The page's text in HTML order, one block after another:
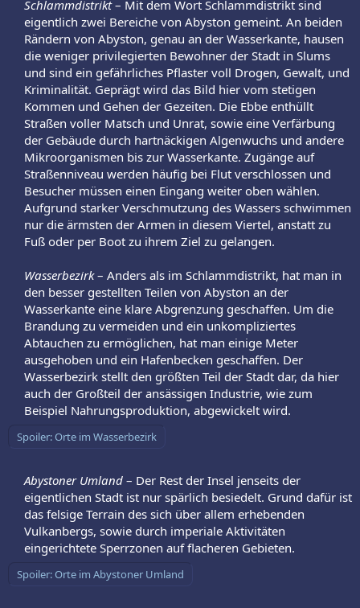
Schlammdistrikt– Mit dem Wort Schlammdistrikt sind
eigentlich zwei Bereiche von Abyston gemeint. An beiden
Rändern von Abyston, genau an der Wasserkante, hausen
die weniger privilegierten Bewohner der Stadt in Slums
und sind ein gefährliches Pflaster voll Drogen, Gewalt, und
Kriminalität. Geprägt wird das Bild hier vom stetigen
Kommen und Gehen der Gezeiten. Die Ebbe enthüllt
Straßen voller Matsch und Unrat, sowie eine Verfärbung
der Gebäude durch hartnäckigen Algenwuchs und andere
Mikroorganismen bis zur Wasserkante. Zugänge auf
Straßenniveau werden häufig bei Flut verschlossen und
Besucher müssen einen Eingang weiter oben wählen.
Aufgrund starker Verschmutzung des Wassers schwimmen
nur die ärmsten der Armen in diesem Viertel, anstatt zu
Fuß oder per Boot zu ihrem Ziel zu gelangen.​
Wasserbezirk– Anders als im Schlammdistrikt, hat man in
den besser gestellten Teilen von Abyston an der
Wasserkante eine klare Abgrenzung geschaffen. Um die
Brandung zu vermeiden und ein unkompliziertes
Abtauchen zu ermöglichen, hat man einige Meter
ausgehoben und ein Hafenbecken geschaffen. Der
Wasserbezirk stellt den größten Teil der Stadt dar, da hier
auch der Großteil der ansässigen Industrie, wie zum
Beispiel Nahrungsproduktion, abgewickelt wird.​
Spoiler:Orte im Wasserbezirk
Abystoner Umland – Der Rest der Insel jenseits der
eigentlichen Stadt ist nur spärlich besiedelt. Grund dafür ist
das felsige Terrain des sich über allem erhebenden
Vulkanbergs, sowie durch imperiale Aktivitäten
eingerichtete Sperrzonen auf flacheren Gebieten.​
Spoiler:Orte im Abystoner Umland